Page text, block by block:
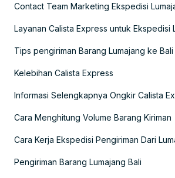
Contact Team Marketing Ekspedisi
Layanan Calista Express untuk Ekspedisi
Tips pengiriman Barang Lumajang ke Bali
Kelebihan Calista Express
Informasi Selengkapnya Ongkir Calista
Cara Menghitung Volume Barang Kiriman
Cara Kerja Ekspedisi Pengiriman Dari
Pengiriman Barang Lumajang Bali